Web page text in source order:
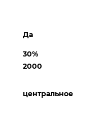
Да
30%
2000
центральное